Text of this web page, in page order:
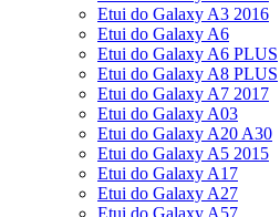
Etui do Galaxy A3 2016
Etui do Galaxy A6
Etui do Galaxy A6 PLUS
Etui do Galaxy A8 PLUS
Etui do Galaxy A7 2017
Etui do Galaxy A03
Etui do Galaxy A20 A30
Etui do Galaxy A5 2015
Etui do Galaxy A17
Etui do Galaxy A27
Etui do Galaxy A57